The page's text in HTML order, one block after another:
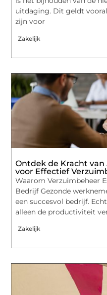
uitdaging. Dit geldt
zijn voor
Zakelijk
Ontdek de Kracht
voor Effectief
Waarom Verzuimbeheer
Bedrijf Gezonde
een succesvol bedrijf.
alleen de productiviteit
Zakelijk